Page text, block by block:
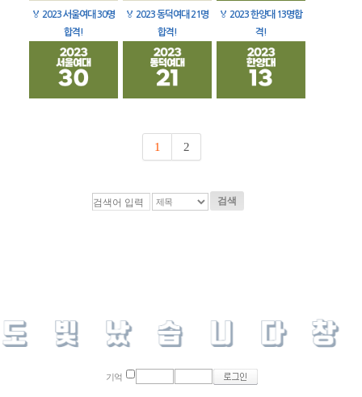
🏅 2023 서울여대 30명
합격!
🏅 2023 동덕여대 21명
합격!
🏅 2023 한양대 13명합
격!
1 2
검색
기억